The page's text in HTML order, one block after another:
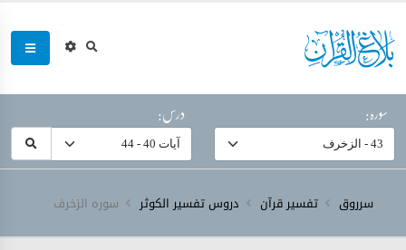
سورہ: درس:
سرروق تفسیر قرآن دروس تفسیر الکوثر سورہ ‎الزخرف